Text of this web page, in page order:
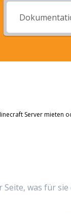
Server mieten
was für